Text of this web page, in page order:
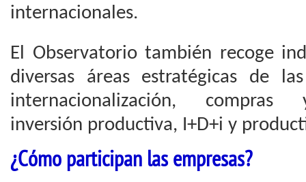
internacionales.
El Observatorio también recoge
diversas áreas estratégicas de
internacionalización, compras
inversión productiva, I+D+i y
¿Cómo participan las empresas?